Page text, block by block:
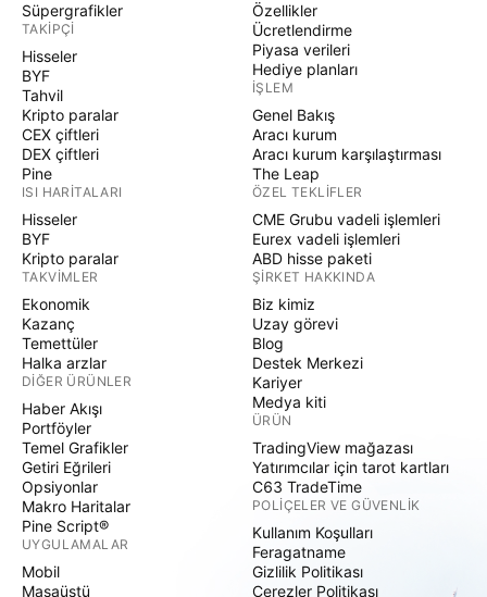
Süpergrafikler
TAKIPÇI
Hisseler
BYF
Tahvil
Kripto paralar
CEX çiftleri
DEX çiftleri
Pine
ISI HARITALARI
Hisseler
BYF
Kripto paralar
TAKVIMLER
Ekonomik
Kazanç
Temettüler
Halka arzlar
DIĞER ÜRÜNLER
Haber Akışı
Portföyler
Temel Grafikler
Getiri Eğrileri
Opsiyonlar
Makro Haritalar
Pine Script®
UYGULAMALAR
Mobil
Masaüstü
Özellikler
Ücretlendirme
Piyasa verileri
Hediye planları
İŞLEM
Genel Bakış
Aracı kurum
Aracı kurum karşılaştırması
The Leap
ÖZEL TEKLIFLER
CME Grubu vadeli işlemleri
Eurex vadeli işlemleri
ABD hisse paketi
ŞIRKET HAKKINDA
Biz kimiz
Uzay görevi
Blog
Destek Merkezi
Kariyer
Medya kiti
ÜRÜN
TradingView mağazası
Yatırımcılar için tarot kartları
C63 TradeTime
POLIÇELER VE GÜVENLIK
Kullanım Koşulları
Feragatname
Gizlilik Politikası
Çerezler Politikası